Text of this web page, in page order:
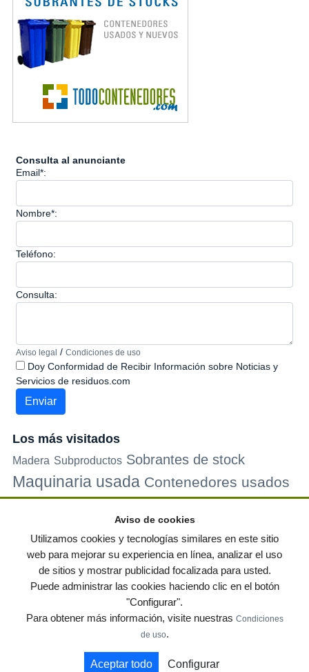
Consulta al anunciante
Email*:
Nombre*:
Teléfono:
Consulta:
Aviso legal / Condiciones de uso
Doy Conformidad de Recibir Información sobre Noticias y
Servicios de residuos.com
Los más visitados
Madera Subproductos Sobrantes de stock
Maquinaria usada Contenedores usados
Palets de plastico Electrodomesticos
© residuos.com - Todos los derechos reservados Política de privacidad
Condiciones de uso|Contacto|Editores| Mapa web|Preguntas frecuentes
Publica tus anuncios gratis!
Muebles de terraza y jardin Notas de prensa
Aviso de cookies
Utilizamos cookies y tecnologías similares en este sitio
web para mejorar su experiencia en línea, analizar el uso
de sitios y mostrar publicidad focalizada para usted.
Puede administrar las cookies haciendo clic en el botón
"Configurar".
Para obtener más información, visite nuestras Condiciones
de uso.
Aceptar todo Configurar